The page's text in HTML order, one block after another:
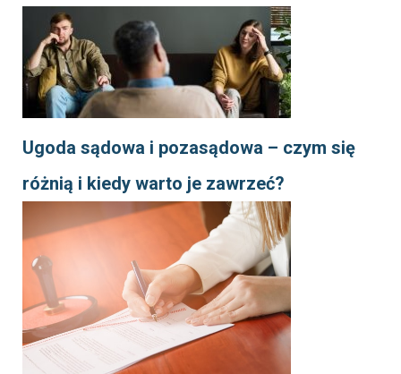
Ugoda sądowa i pozasądowa – czym się
różnią i kiedy warto je zawrzeć?